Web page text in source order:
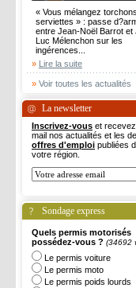
« Vous mélangez
serviettes » : passe
entre Jean-Noël Barrot et
Luc Mélenchon sur les
ingérences...
» Lire la suite
» Voir toutes les actualités
La newsletter
Inscrivez-vous et
mail nos actualités et les
offres d'emploi publiées
votre région.
Sondage express
Quels permis motorisés
possédez-vous ? (34692
Le permis voiture
Le permis moto
Le permis poids lourds